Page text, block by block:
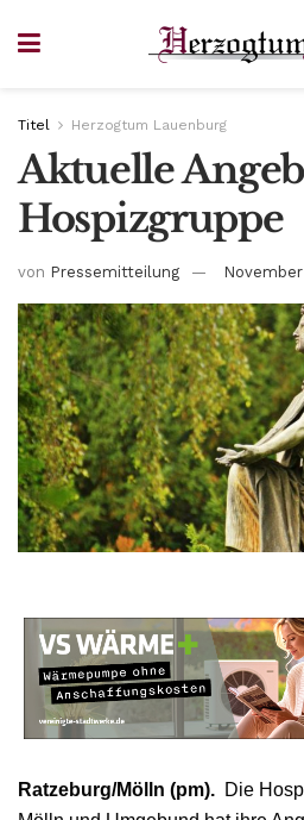
Titel Herzogtum Lauenburg
Aktuelle
Hospizgruppe
von Pressemitteilung
Ratzeburg/Mölln (pm). Die